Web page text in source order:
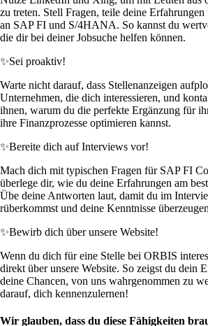
zu treten. Stell Fragen, teile deine Erfahrungen
an SAP FI und S/4HANA. So kannst du
die dir bei deiner Jobsuche helfen können.
✨Sei proaktiv!
Warte nicht darauf, dass Stellenanzeigen
Unternehmen, die dich interessieren, und
ihnen, warum du die perfekte Ergänzung für
ihre Finanzprozesse optimieren kannst.
✨Bereite dich auf Interviews vor!
Mach dich mit typischen Fragen für SAP FI
überlege dir, wie du deine Erfahrungen am
Übe deine Antworten laut, damit du im
rüberkommst und deine Kenntnisse
✨Bewirb dich über unsere Website!
Wenn du dich für eine Stelle bei ORBIS
direkt über unsere Website. So zeigst du dein
deine Chancen, von uns wahrgenommen zu
darauf, dich kennenzulernen!
Wir glauben, dass du diese Fähigkeiten